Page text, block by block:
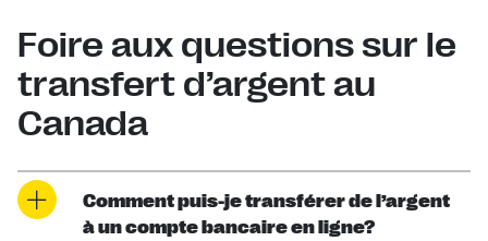
Foire aux questions sur le
transfert d’argent au
Canada
Comment puis-je transférer de l’argent
à un compte bancaire en ligne?